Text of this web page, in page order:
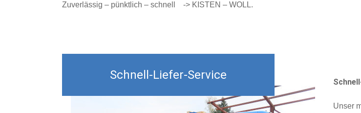
Zuverlässig – pünktlich – schnell -> KISTEN – WOLL.
Schnell-Liefer-Service
Unser